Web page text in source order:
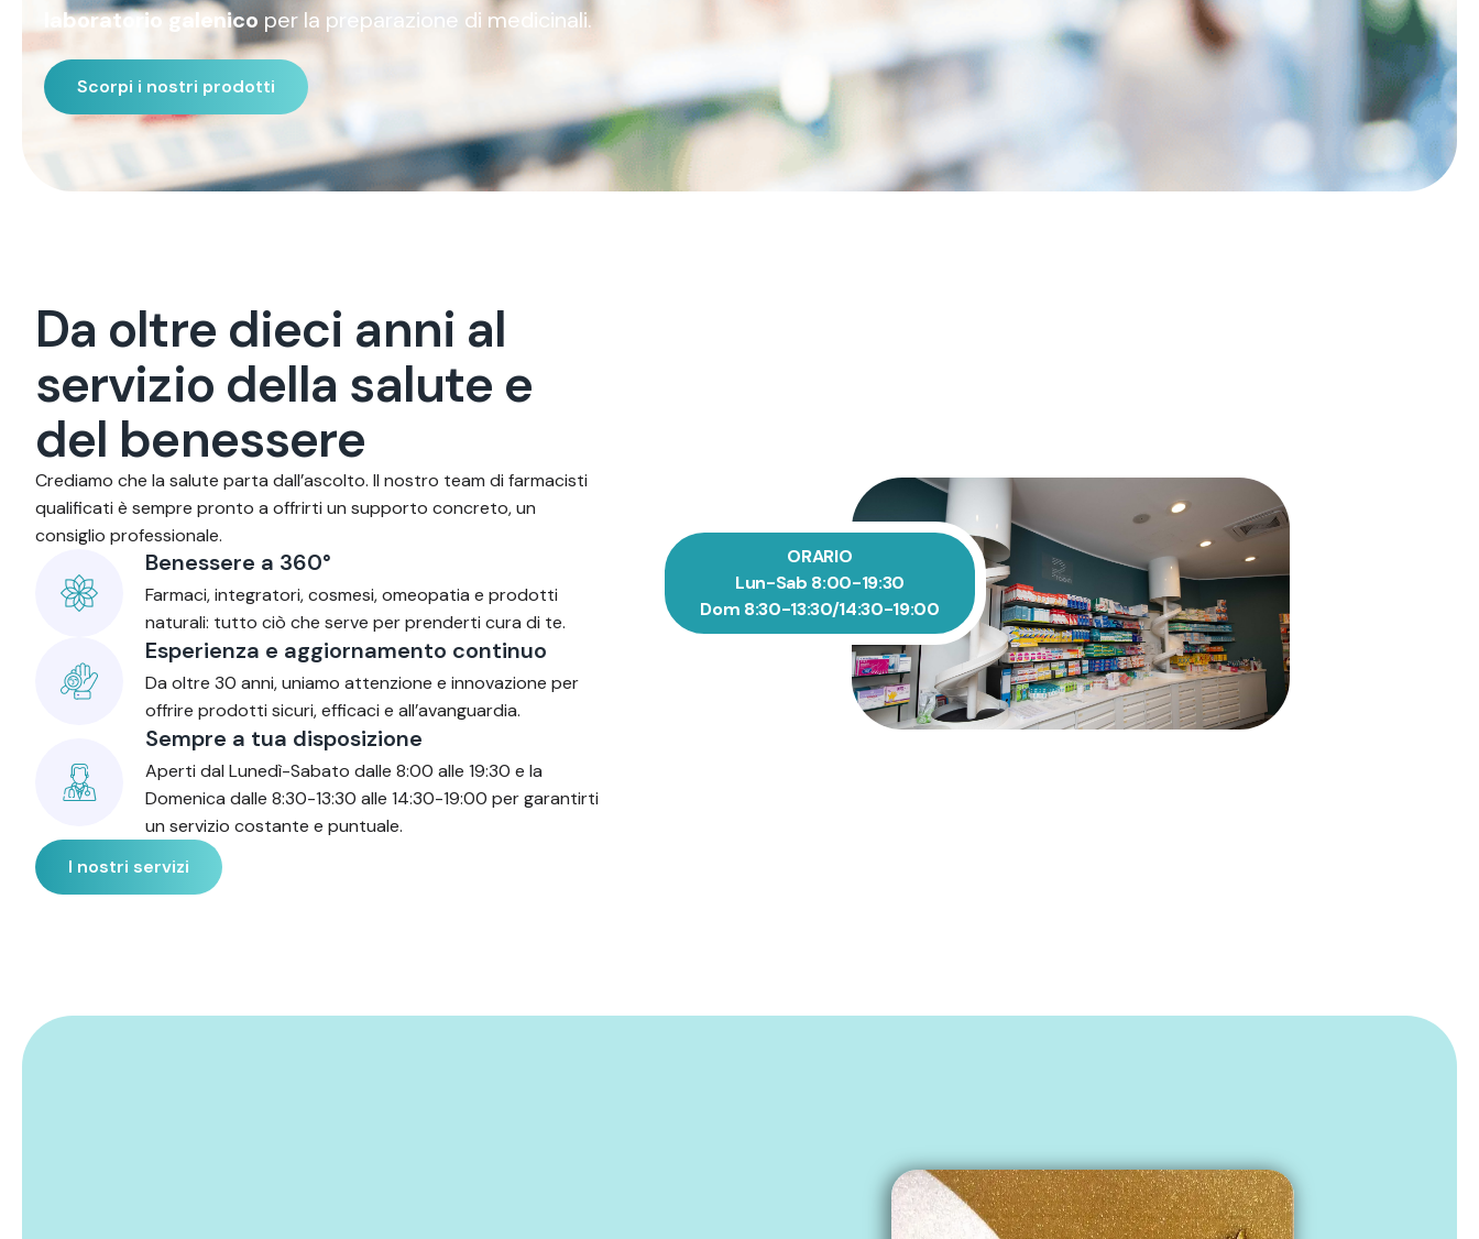
laboratorio galenicoper la preparazione di medicinali.
Scorpi i nostri prodotti
Da oltre dieci anni al
servizio della salute e
del benessere
Crediamo che la salute parta dall’ascolto. Il nostro team di farmacisti
qualificati è sempre pronto a offrirti un supporto concreto, un
consiglio professionale.
Benessere a 360°
Farmaci, integratori, cosmesi, omeopatia e prodotti
naturali: tutto ciò che serve per prenderti cura di te.
Esperienza e aggiornamento continuo
Da oltre 30 anni, uniamo attenzione e innovazione per
offrire prodotti sicuri, efficaci e all’avanguardia.
Sempre a tua disposizione
Aperti dal Lunedì-Sabato dalle 8:00 alle 19:30 e la
Domenica dalle 8:30-13:30 alle 14:30-19:00 per garantirti
un servizio costante e puntuale.
I nostri servizi
ORARIO
Lun-Sab 8:00-19:30
Dom 8:30-13:30/14:30-19:00